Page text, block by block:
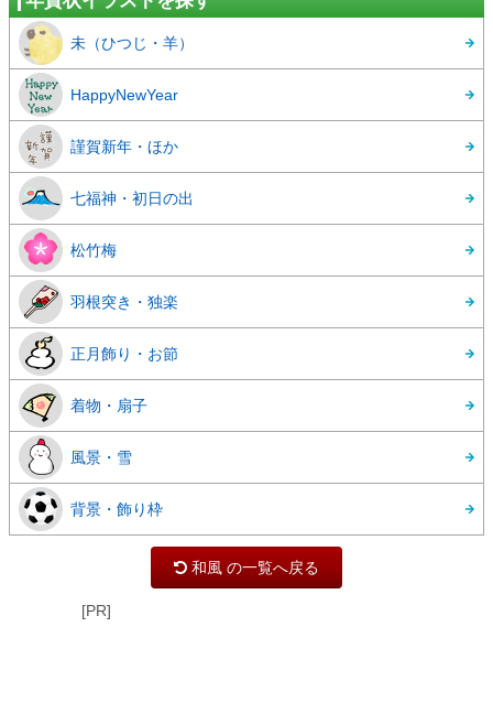
未（ひつじ・羊）
HappyNewYear
謹賀新年・ほか
七福神・初日の出
松竹梅
羽根突き・独楽
正月飾り・お節
着物・扇子
風景・雪
背景・飾り枠
和風 の一覧へ戻る
[PR]